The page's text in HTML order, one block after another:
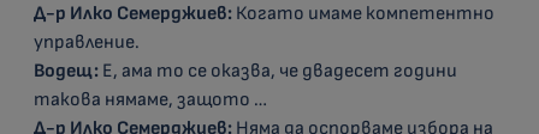
Д-р Илко Семерджиев: Когато имаме компетентно
управление.
Водещ: Е, ама то се оказва, че двадесет години
такова нямаме, защото …
Д-р Илко Семерджиев: Няма да оспорваме избора на